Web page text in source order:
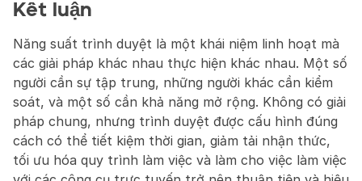
Kết luận
Năng suất trình duyệt là một khái niệm linh hoạt mà
các giải pháp khác nhau thực hiện khác nhau. Một số
người cần sự tập trung, những người khác cần kiểm
soát, và một số cần khả năng mở rộng. Không có giải
pháp chung, nhưng trình duyệt được cấu hình đúng
cách có thể tiết kiệm thời gian, giảm tải nhận thức,
tối ưu hóa quy trình làm việc và làm cho việc làm việc